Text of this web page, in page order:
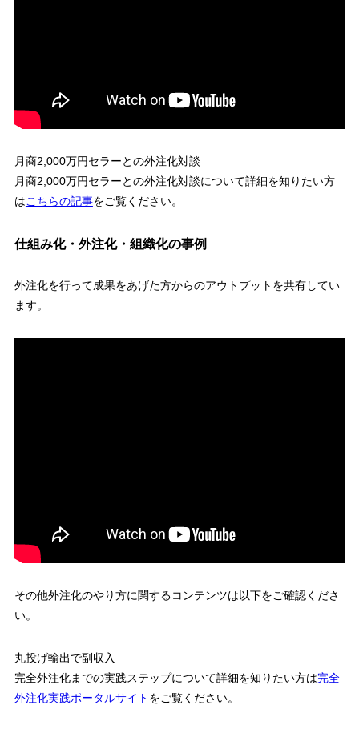
月商2,000万円セラーとの外注化対談
月商2,000万円セラーとの外注化対談について詳細を知りたい方
はこちらの記事をご覧ください。
仕組み化・外注化・組織化の事例
外注化を行って成果をあげた方からのアウトプットを共有してい
ます。
その他外注化のやり方に関するコンテンツは以下をご確認くださ
い。
丸投げ輸出で副収入
完全外注化までの実践ステップについて詳細を知りたい方は完全
外注化実践ポータルサイト をご覧ください。